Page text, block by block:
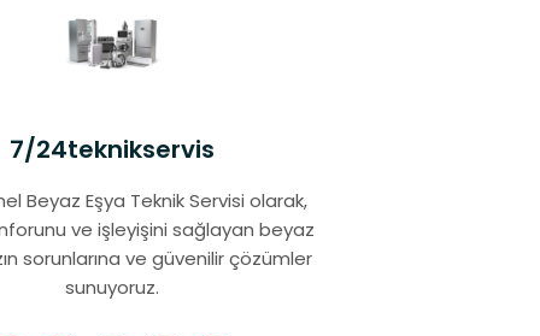
7/24teknikservis
Beyaz Eşya Teknik Servisi olarak,
ve işleyişini sağlayan beyaz
sorunlarına ve güvenilir çözümler
sunuyoruz.